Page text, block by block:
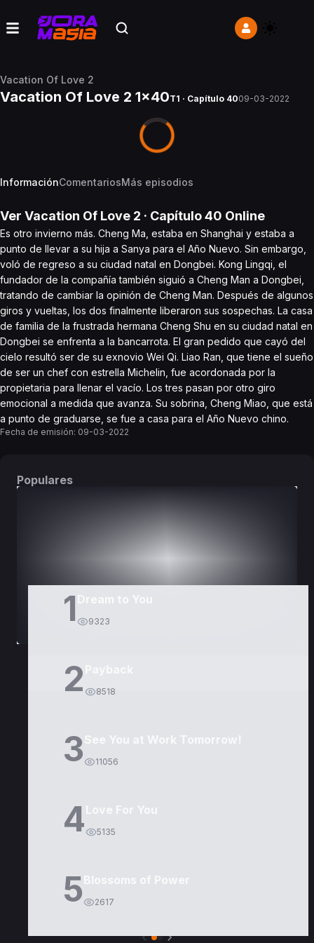
Vacation Of Love 2
Vacation Of Love 2 1x40T1 · Capítulo 4009-03-2022
InformaciónComentariosMás episodios
Ver Vacation Of Love 2 · Capítulo40 Online
Es otro invierno más. Cheng Ma, estaba en Shanghai y estaba a
punto de llevar a su hija a Sanya para el Año Nuevo. Sin embargo,
voló de regreso a su ciudad natal en Dongbei. Kong Lingqi, el
fundador de la compañía también siguió a Cheng Man a Dongbei,
tratando de cambiar la opinión de Cheng Man. Después de algunos
giros y vueltas, los dos finalmente liberaron sus sospechas. La casa
de familia de la frustrada hermana Cheng Shu en su ciudad natal en
Dongbei se enfrenta a la bancarrota. El gran pedido que cayó del
cielo resultó ser de su exnovio Wei Qi. Liao Ran, que tiene el sueño
de ser un chef con estrella Michelin, fue acordonada por la
propietaria para llenar el vacío. Los tres pasan por otro giro
emocional a medida que avanza. Su sobrina, Cheng Miao, que está
a punto de graduarse, se fue a casa para el Año Nuevo chino.
Fecha de emisión: 09-03-2022
Populares
1 9323
2 8518
3See You at Work Tomorrow!
11056
4Love For You
5135
5Blossoms of Power
2617